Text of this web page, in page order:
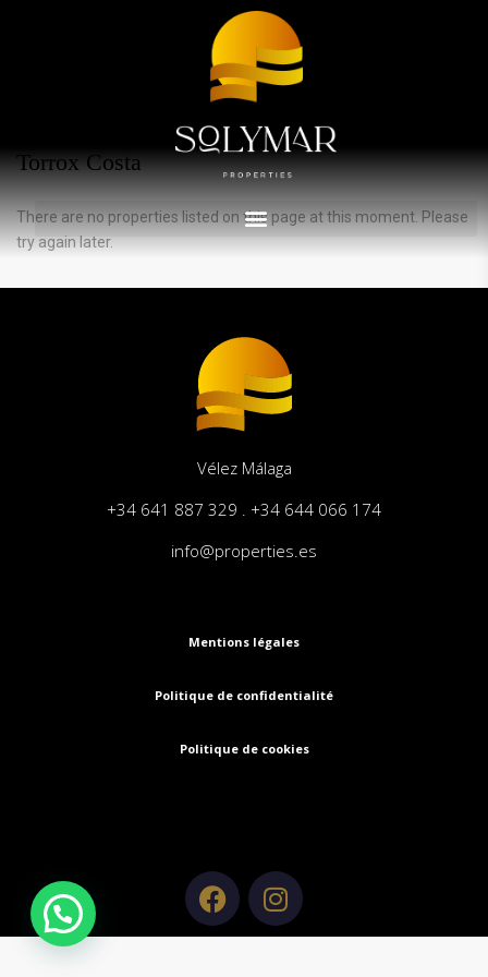
Annonces immobilières répertoriées dans
Torrox Costa
There are no properties listed on this page at this moment. Please
try again later.
Vélez Málaga
+34 641 887 329 . +34 644 066 174
info@properties.es
Mentions légales
Politique de confidentialité
Politique de cookies